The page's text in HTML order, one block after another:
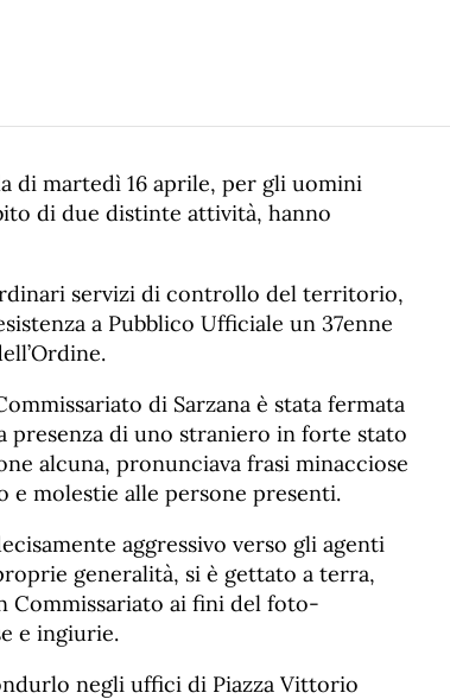
di martedì 16 aprile, per gli uomini
di due distinte attività, hanno
servizi di controllo del territorio,
a Pubblico Ufficiale un 37enne
di Sarzana è stata fermata
presenza di uno straniero in forte stato
alcuna, pronunciava frasi minacciose
molestie alle persone presenti.
aggressivo verso gli agenti
generalità, si è gettato a terra,
Commissariato ai fini del foto-
e ingiurie.
negli uffici di Piazza Vittorio